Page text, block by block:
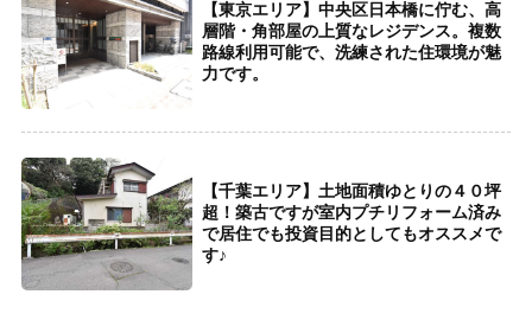
【東京エリア】中央区日本橋に佇む、高
層階・角部屋の上質なレジデンス。複数
路線利用可能で、洗練された住環境が魅
力です。
【千葉エリア】土地面積ゆとりの４０坪
超！築古ですが室内プチリフォーム済み
で居住でも投資目的としてもオススメで
す♪